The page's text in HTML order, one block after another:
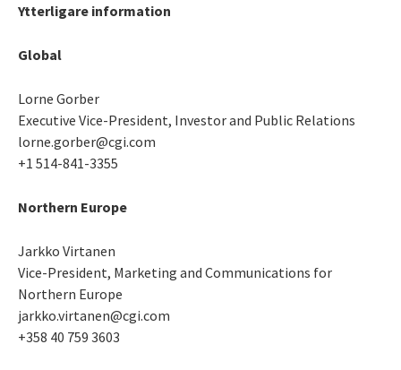
Ytterligare information
Global
Lorne Gorber
Executive Vice-President, Investor and Public Relations
lorne.gorber@cgi.com
+1 514-841-3355
Northern Europe
Jarkko Virtanen
Vice-President, Marketing and Communications for
Northern Europe
jarkko.virtanen@cgi.com
+358 40 759 3603